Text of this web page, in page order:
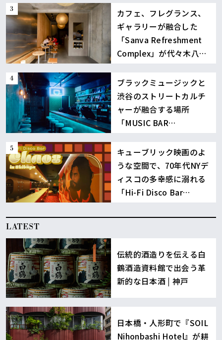
カフェ、フレグランス、
ギャラリーが融合した
「Sanva Refreshment
Complex」が代々木八幡
に誕生
ブラックミュージックと
渋谷のストリートカルチ
ャーが融合する場所
「MUSIC BAR
BOUNCE」
キューブリック映画のよ
うな空間で、70年代NYデ
ィスコの多幸感に溺れる
「Hi-Fi Disco Bar
Chaos」渋谷
LATEST
伝統的酒造りを伝える白
鶴酒造資料館で出会う革
新的な日本酒 | 神戸
日本橋・人形町で『SOIL
Nihonbashi Hotel』が耕